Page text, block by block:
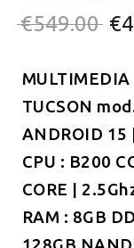
€549.00 €
MULTIMEDIA
TUCSON
ANDROID 15
CPU : B200
CORE |
RAM : 8GB